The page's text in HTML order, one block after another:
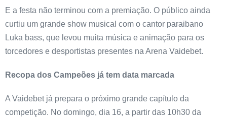
E a festa não terminou com a premiação. O público ainda
curtiu um grande show musical com o cantor paraibano
Luka bass, que levou muita música e animação para os
torcedores e desportistas presentes na Arena Vaidebet.
Recopa dos Campeões já tem data marcada
A Vaidebet já prepara o próximo grande capítulo da
competição. No domingo, dia 16, a partir das 10h30 da